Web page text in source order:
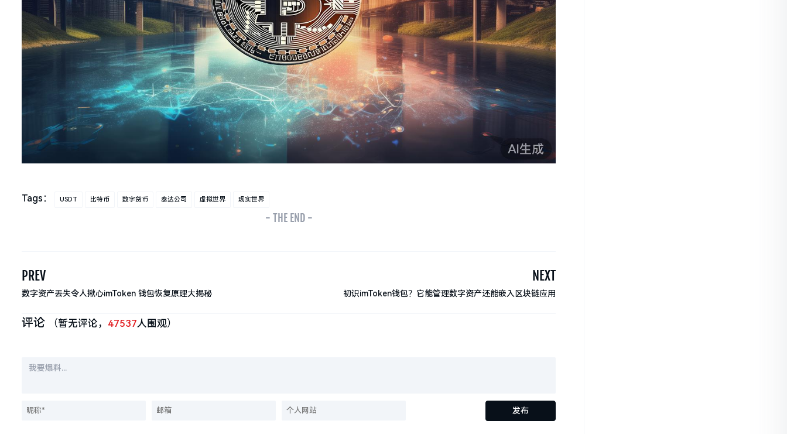
Tags： USDT 比特币 数字货币 泰达公司 虚拟世界 现实世界
- THE END -
PREV
数字资产丢失令人揪心imToken 钱包恢复原理大揭秘
NEXT
初识imToken钱包？它能管理数字资产还能嵌入区块链应用
评论 （暂无评论， 47537人围观）
发布